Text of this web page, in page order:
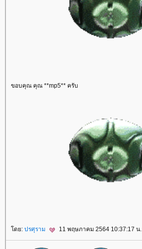
ขอบคุณ คุณ **mp5** ครับ
ดย: ปรศุราม 11 พฤษภาคม 2564 10:37:17 น.